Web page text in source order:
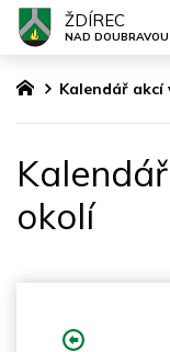
Kalendář akcí
okolí
ŽDÍREC
NAD DOUBRAVOU